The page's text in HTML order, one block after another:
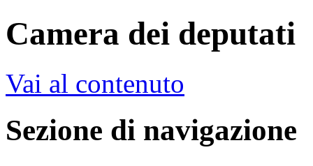
Camera dei deputati
Vai al contenuto
Sezione di navigazione